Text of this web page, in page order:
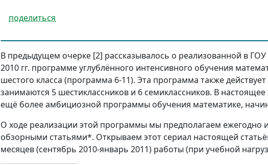
поделиться
В предыдущем очерке [2] рассказывалось о реализованной в
2010 гг. программе углублённого интенсивного обучения
шестого класса (программа 6-11). Эта программа также
занимаются 5 шестиклассников и 6 семиклассников. В
ещё более амбициозной программы обучения математике,
О ходе реализации этой программы мы предполагаем ежегодно
обзорными статьями*. Открываем этот сериал настоящей
месяцев (сентябрь 2010-январь 2011) работы (при учебной